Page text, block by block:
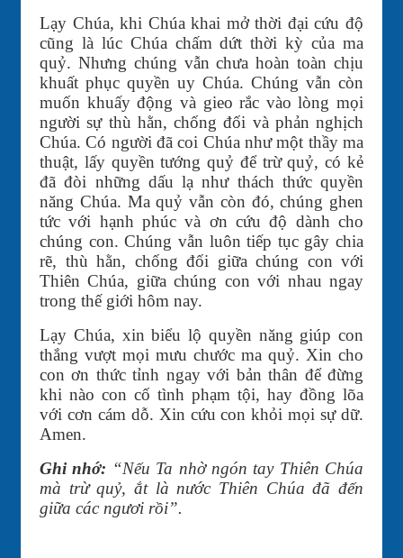
Lạy Chúa, khi Chúa khai mở thời đại cứu độ
cũng là lúc Chúa chấm dứt thời kỳ của ma
quỷ. Nhưng chúng vẫn chưa hoàn toàn chịu
khuất phục quyền uy Chúa. Chúng vẫn còn
muốn khuấy động và gieo rắc vào lòng mọi
người sự thù hằn, chống đối và phản nghịch
Chúa. Có người đã coi Chúa như một thầy ma
thuật, lấy quyền tướng quỷ để trừ quỷ, có kẻ
đã đòi những dấu lạ như thách thức quyền
năng Chúa. Ma quỷ vẫn còn đó, chúng ghen
tức với hạnh phúc và ơn cứu độ dành cho
chúng con. Chúng vẫn luôn tiếp tục gây chia
rẽ, thù hằn, chống đối giữa chúng con với
Thiên Chúa, giữa chúng con với nhau ngay
trong thế giới hôm nay.
Lạy Chúa, xin biểu lộ quyền năng giúp con
thắng vượt mọi mưu chước ma quỷ. Xin cho
con ơn thức tỉnh ngay với bản thân để đừng
khi nào con cố tình phạm tội, hay đồng lõa
với cơn cám dỗ. Xin cứu con khỏi mọi sự dữ.
Amen.
Ghi nhớ: “Nếu Ta nhờ ngón tay Thiên Chúa
mà trừ quỷ, ắt là nước Thiên Chúa đã đến
giữa các ngươi rồi”.